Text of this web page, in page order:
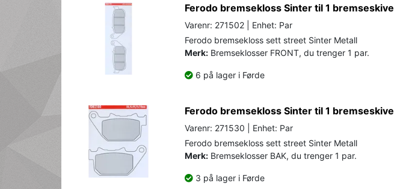
Ferodo bremsekloss Sinter til 1 bremseskive
Varenr: 271502 | Enhet: Par
Ferodo bremsekloss sett street Sinter Metall
Merk: Bremseklosser FRONT, du trenger 1 par.
6 på lager i Førde
Ferodo bremsekloss Sinter til 1 bremseskive
Varenr: 271530 | Enhet: Par
Ferodo bremsekloss sett street Sinter Metall
Merk: Bremseklosser BAK, du trenger 1 par.
3 på lager i Førde